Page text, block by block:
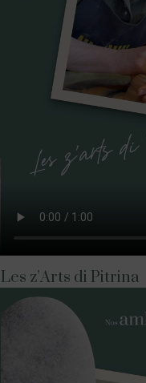
Les z’Arts di Pitrina